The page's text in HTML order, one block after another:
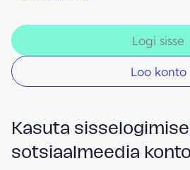
Logi sisse
Loo konto
Kasuta
sotsiaalmeedia